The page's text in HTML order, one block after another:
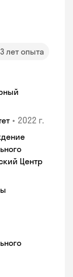
лет опыта
• 2022 г.
Центр